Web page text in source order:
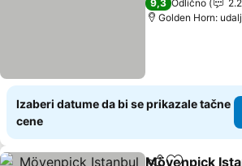
Pogledaj cene
9,3 Odlično
Golden Horn:
Izaberi datume da bi se prikazale tačne
cene
Mövenpick